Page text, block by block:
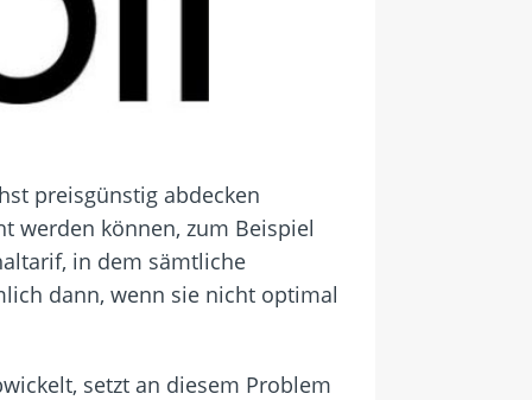
preisgünstig abdecken
werden können, zum Beispiel
in dem sämtliche
dann, wenn sie nicht optimal
setzt an diesem Problem